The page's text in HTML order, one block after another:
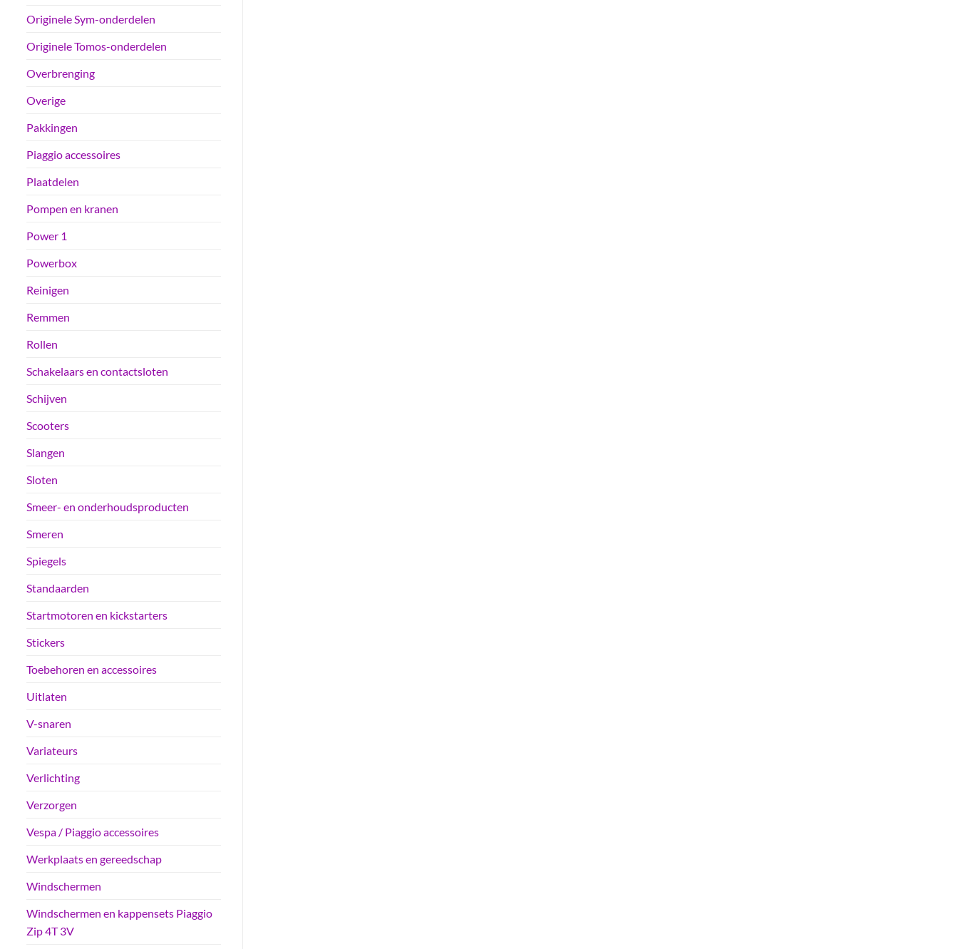
Originele Sym-onderdelen
Originele Tomos-onderdelen
Overbrenging
Overige
Pakkingen
Piaggio accessoires
Plaatdelen
Pompen en kranen
Power 1
Powerbox
Reinigen
Remmen
Rollen
Schakelaars en contactsloten
Schijven
Scooters
Slangen
Sloten
Smeer- en onderhoudsproducten
Smeren
Spiegels
Standaarden
Startmotoren en kickstarters
Stickers
Toebehoren en accessoires
Uitlaten
V-snaren
Variateurs
Verlichting
Verzorgen
Vespa / Piaggio accessoires
Werkplaats en gereedschap
Windschermen
Windschermen en kappensets Piaggio
Zip 4T 3V